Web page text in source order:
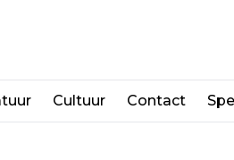
Cultuur Contact